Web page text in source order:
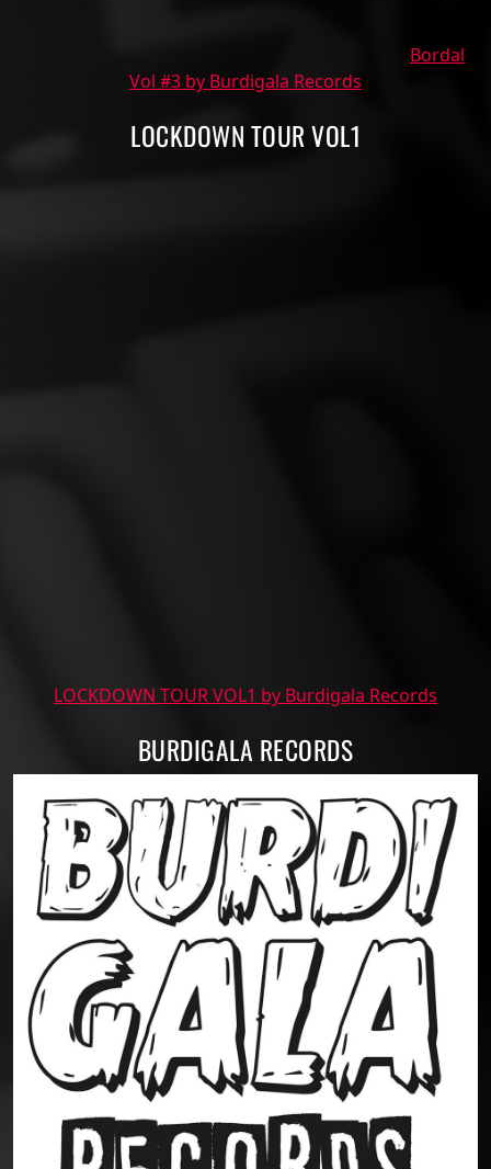
Bordal
Vol #3 by Burdigala Records
LOCKDOWN TOUR VOL1
LOCKDOWN TOUR VOL1 by Burdigala Records
BURDIGALA RECORDS